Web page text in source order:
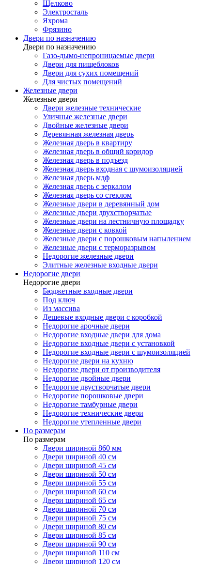
Щелково
Электросталь
Яхрома
Фрязино
Двери по назначению
Двери по назначению
Газо-дымо-непроницаемые двери
Двери для пищеблоков
Двери для сухих помещений
Для чистых помещений
Железные двери
Железные двери
Двери железные технические
Уличные железные двери
Двойные железные двери
Деревянная железная дверь
Железная дверь в квартиру
Железная дверь в общий коридор
Железная дверь в подъезд
Железная дверь входная с шумоизоляцией
Железная дверь мдф
Железная дверь с зеркалом
Железная дверь со стеклом
Железные двери в деревянный дом
Железные двери двухстворчатые
Железные двери на лестничную площадку
Железные двери с ковкой
Железные двери с порошковым напылением
Железные двери с терморазрывом
Недорогие железные двери
Элитные железные входные двери
Недорогие двери
Недорогие двери
Бюджетные входные двери
Под ключ
Из массива
Дешевые входные двери с коробкой
Недорогие арочные двери
Недорогие входные двери для дома
Недорогие входные двери с установкой
Недорогие входные двери с шумоизоляцией
Недорогие двери на кухню
Недорогие двери от производителя
Недорогие двойные двери
Недорогие двустворчатые двери
Недорогие порошковые двери
Недорогие тамбурные двери
Недорогие технические двери
Недорогие утепленные двери
По размерам
По размерам
Двери шириной 860 мм
Двери шириной 40 см
Двери шириной 45 см
Двери шириной 50 см
Двери шириной 55 см
Двери шириной 60 см
Двери шириной 65 см
Двери шириной 70 см
Двери шириной 75 см
Двери шириной 80 см
Двери шириной 85 см
Двери шириной 90 см
Двери шириной 110 см
Двери шириной 120 см